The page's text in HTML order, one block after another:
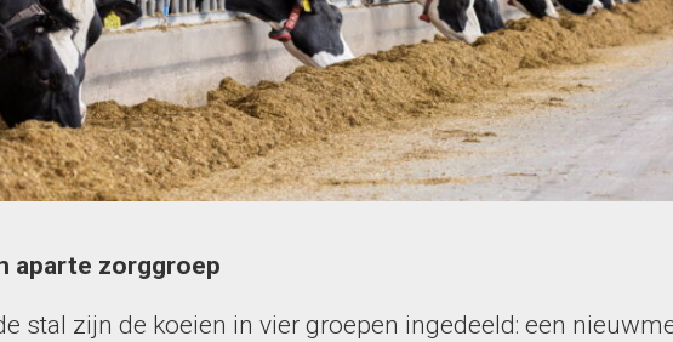
aparte zorggroep
stal zijn de koeien in vier groepen ingedeeld: een